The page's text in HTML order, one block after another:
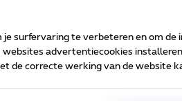
surfervaring te verbeteren en om
advertentiecookies
de correcte werking van de website